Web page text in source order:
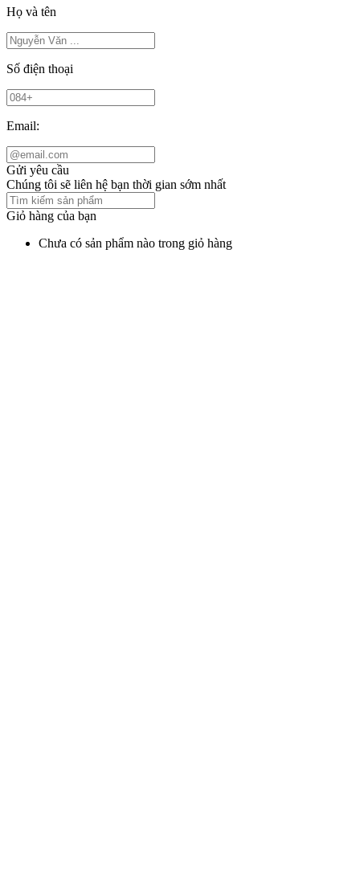
Họ và tên
Số điện thoại
Email:
Gửi yêu cầu
Chúng tôi sẽ liên hệ bạn thời gian sớm nhất
Giỏ hàng của bạn
Chưa có sản phẩm nào trong giỏ hàng